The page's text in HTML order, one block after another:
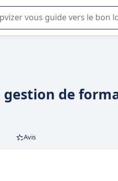
l'utilisation ou la sélection de
de
Avis